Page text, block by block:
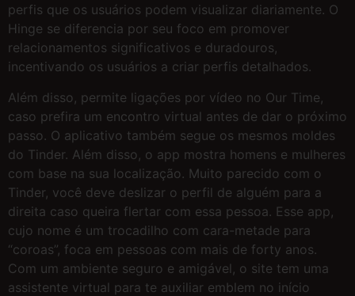
perfis que os usuários podem visualizar diariamente. O
Hinge se diferencia por seu foco em promover
relacionamentos significativos e duradouros,
incentivando os usuários a criar perfis detalhados.
Além disso, permite ligações por vídeo no Our Time,
caso prefira um encontro virtual antes de dar o próximo
passo. O aplicativo também segue os mesmos moldes
do Tinder. Além disso, o app mostra homens e mulheres
com base na sua localização. Muito parecido com o
Tinder, você deve deslizar o perfil de alguém para a
direita caso queira flertar com essa pessoa. Esse app,
cujo nome é um trocadilho com cara-metade para
“coroas”, foca em pessoas com mais de forty anos.
Com um ambiente seguro e amigável, o site tem uma
assistente virtual para te auxiliar emblem no início